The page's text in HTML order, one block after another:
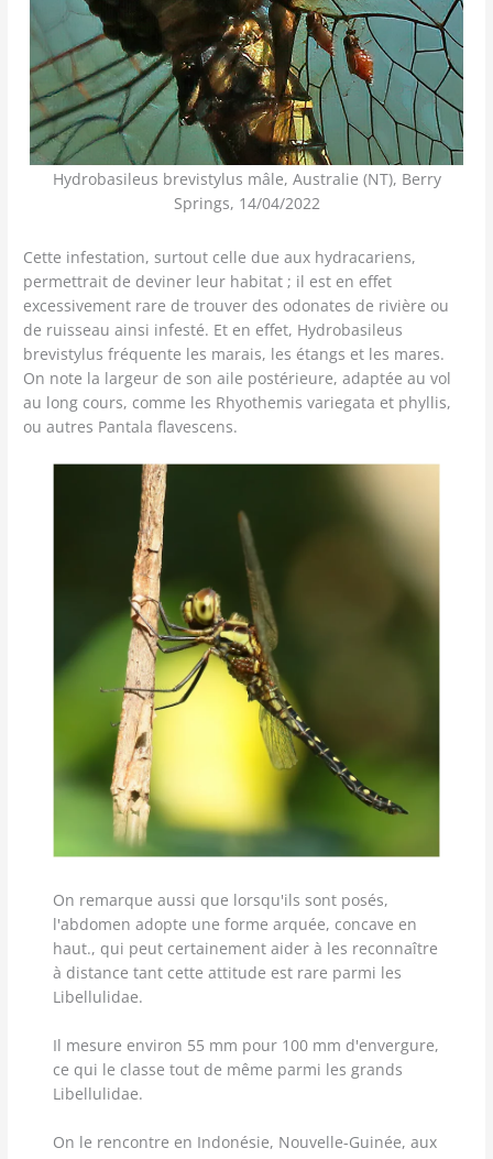
Hydrobasileus brevistylus mâle, Australie (NT), Berry
Springs, 14/04/2022
Cette infestation, surtout celle due aux hydracariens,
permettrait de deviner leur habitat ; il est en effet
excessivement rare de trouver des odonates de rivière ou
de ruisseau ainsi infesté. Et en effet, Hydrobasileus
brevistylus fréquente les marais, les étangs et les mares.
On note la largeur de son aile postérieure, adaptée au vol
au long cours, comme les Rhyothemis variegata et phyllis,
ou autres Pantala flavescens.
On remarque aussi que lorsqu'ils sont posés,
l'abdomen adopte une forme arquée, concave en
haut., qui peut certainement aider à les reconnaître
à distance tant cette attitude est rare parmi les
Libellulidae.
Il mesure environ 55 mm pour 100 mm d'envergure,
ce qui le classe tout de même parmi les grands
Libellulidae.
On le rencontre en Indonésie, Nouvelle-Guinée, aux